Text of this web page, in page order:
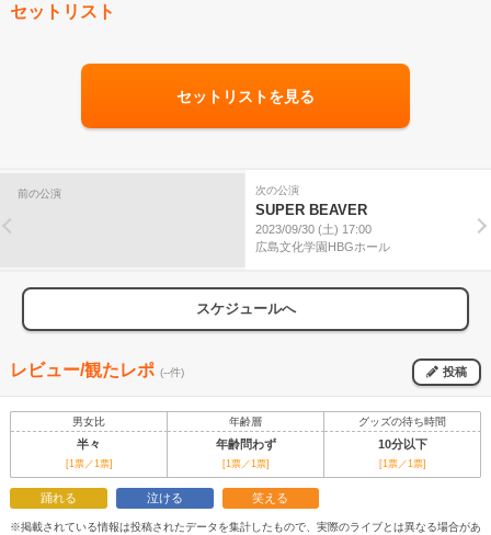
セットリスト
セットリストを見る
前の公演 次の公演
SUPER BEAVER
2023/09/30 (土) 17:00
広島文化学園HBGホール
スケジュールへ
レビュー/観たレポ (--件) 投稿
男女比 年齢層 グッズの待ち時間
半々 年齢問わず 10分以下
[1票／1票] [1票／1票] [1票／1票]
踊れる 泣ける 笑える
※掲載されている情報は投稿されたデータを集計したもので、実際のライブとは異なる場合があ